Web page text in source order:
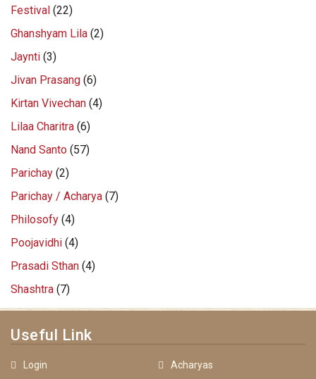
Festival (22)
Ghanshyam Lila (2)
Jaynti (3)
Jivan Prasang (6)
Kirtan Vivechan (4)
Lilaa Charitra (6)
Nand Santo (57)
Parichay (2)
Parichay / Acharya (7)
Philosofy (4)
Poojavidhi (4)
Prasadi Sthan (4)
Shashtra (7)
Useful Link
Login
Acharyas